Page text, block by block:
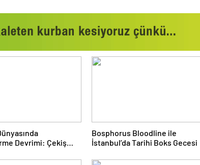
Devrimi: Çekiş
Bosphorus Bloodline ile
İstanbul’da Tarihi Boks Gecesi